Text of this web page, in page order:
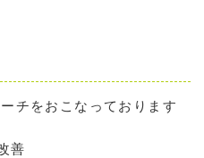
チをおこなっております
善